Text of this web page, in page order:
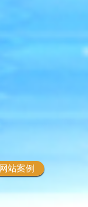
网站案例